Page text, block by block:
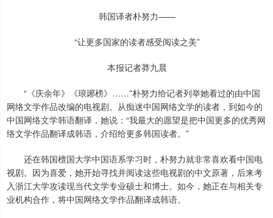
韩国译者朴努力——
“让更多国家的读者感受阅读之美”
本报记者莽九晨
“《庆余年》《琅琊榜》……”朴努力给记者列举她看过的由中国
网络文学作品改编的电视剧。从痴迷中国网络文学的读者，到如今的
中国网络文学韩语翻译，她说：“我最大的愿望是把中国更多的优秀网
络文学作品翻译成韩语，介绍给更多韩国读者。”
还在韩国檀国大学中国语系学习时，朴努力就非常喜欢看中国电
视剧。因为喜爱，她开始寻找并阅读这些电视剧的中文原著，后来考
入浙江大学攻读现当代文学专业硕士和博士。如今，她正在与相关专
业机构合作，将中国网络文学作品翻译成韩语。